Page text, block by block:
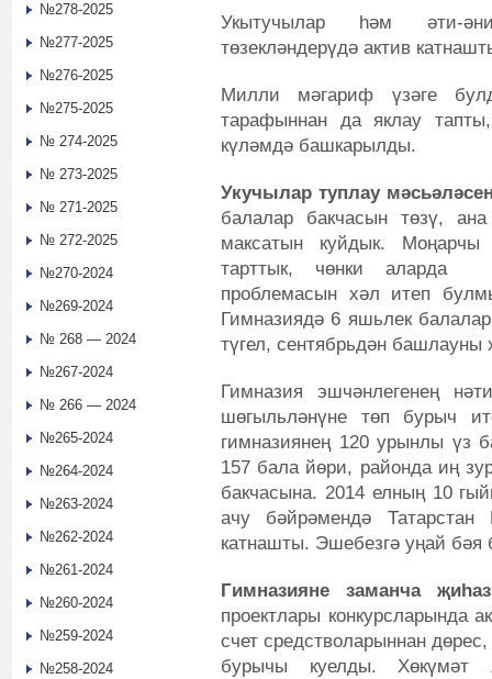
Укытучылар һәм әти-
төзекләндерүдә актив
Милли мәгариф үзәге
тарафыннан да яклау
күләмдә башкарылды.
Укучылар туплау
балалар бакчасын төзү,
максатын куйдык.
тарттык, чөнки аларда
проблемасын хәл итеп
Гимназиядә 6 яшьлек
түгел, сентябрьдән башлауны
Гимназия эшчәнлегенең
шөгыльләнүне төп бурыч
гимназиянең 120 урынлы үз
157 бала йөри, районда иң
бакчасына. 2014 елның 10
ачу бәйрәмендә
катнашты. Эшебезгә уңай бәя
Гимназияне заманча
проектлары конкурсларында
счет средстволарыннан
бурычы куелды. Хөкүмәт
№278-2025
№277-2025
№276-2025
№275-2025
№ 274-2025
№ 273-2025
№ 271-2025
№ 272-2025
№270-2024
№269-2024
№ 268 — 2024
№267-2024
№ 266 — 2024
№265-2024
№264-2024
№263-2024
№262-2024
№261-2024
№260-2024
№259-2024
№258-2024